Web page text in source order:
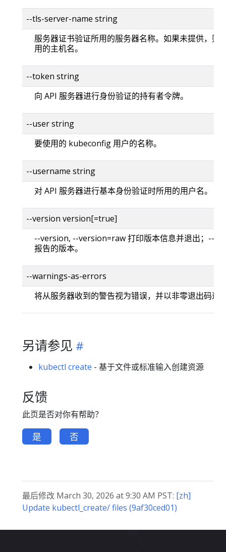
--tls-server-name string
服务器证书验证所用的服务器名称。如果未提供，则
用的主机名。
--token string
向 API 服务器进行身份验证的持有者令牌。
--user string
要使用的 kubeconfig 用户的名称。
--username string
对 API 服务器进行基本身份验证时所用的用户名。
--version version[=true]
--version, --version=raw 打印版本信息并退出；--
报告的版本。
--warnings-as-errors
将从服务器收到的警告视为错误，并以非零退出码退
另请参见
kubectl create - 基于文件或标准输入创建资源
反馈
此页是否对你有帮助？
是 否
最后修改 March 30, 2026 at 9:30 AM PST: [zh]
Update kubectl_create/ files (9af30ced01)